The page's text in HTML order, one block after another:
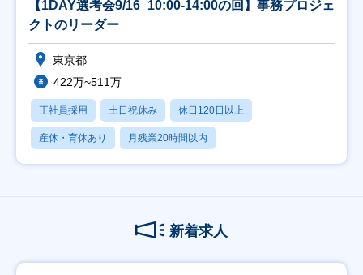
【1DAY選考会9/16_10:00-14:00の回】事務プロジェ
クトのリーダー
東京都
422万~511万
正社員採用 土日祝休み 休日120日以上
産休・育休あり 月残業20時間以内
新着求人